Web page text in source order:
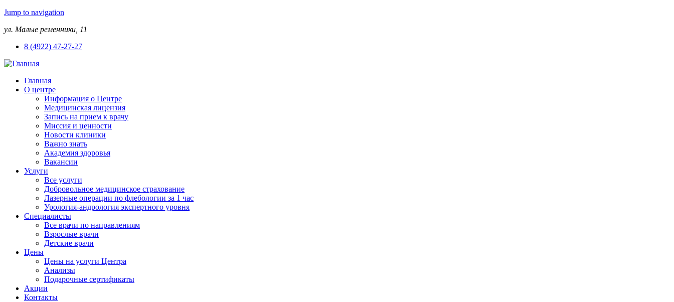
Jump to navigation
ул. Малые ременники, 11
8 (4922) 47-27-27
Главная
О центре
Информация о Центре
Медицинская лицензия
Запись на прием к врачу
Миссия и ценности
Новости клиники
Важно знать
Академия здоровья
Вакансии
Услуги
Все услуги
Добровольное медицинское страхование
Лазерные операции по флебологии за 1 час
Урология-андрология экспертного уровня
Специалисты
Все врачи по направлениям
Взрослые врачи
Детские врачи
Цены
Цены на услуги Центра
Анализы
Подарочные сертификаты
Акции
Контакты